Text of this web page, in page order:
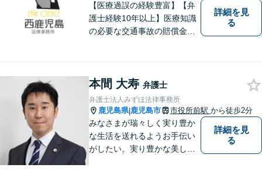
【医療過誤の経験豊富】【弁
護士経験10年以上】医療知識
の必要な交通事故の賠償金請
さい。依頼者様との信頼関係
を大切に解決へ向けて尽力い
たします。【休日・夜間対応
可】
詳細を見
る
本間 大寿 弁護士
弁護士法人みずほ法律事務所
鹿児島県|鹿児島市 市役所前駅 から徒歩2分
みなさまが瑞々しく実り豊か
な生活を送れるようお手伝い
がしたい。実り豊かな美しい
詳細を見
る